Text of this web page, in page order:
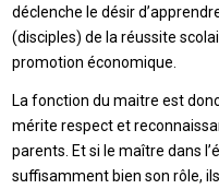
déclenche le désir
(disciples) de la réussite
promotion économique.
La fonction du maitre est
mérite respect et
parents. Et si le maître dans
suffisamment bien son rôle,